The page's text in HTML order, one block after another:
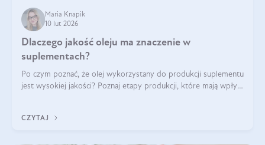
Maria Knapik
10 lut 2026
Dlaczego jakość oleju ma znaczenie w
suplementach?
Po czym poznać, że olej wykorzystany do produkcji suplementu
jest wysokiej jakości? Poznaj etapy produkcji, które mają wpływ
CZYTAJ